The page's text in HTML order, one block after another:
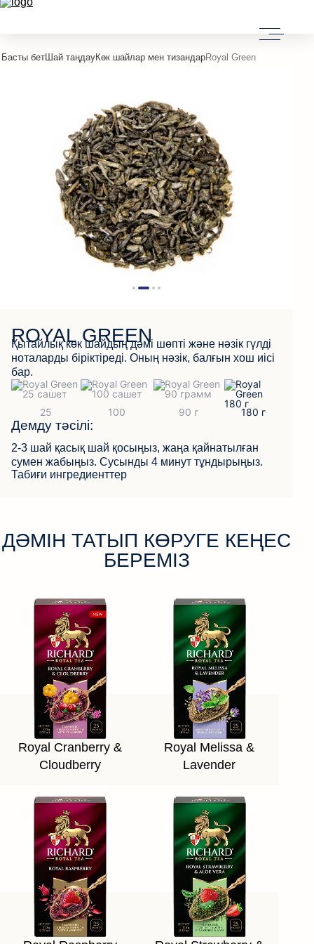
Басты бетШай таңдауКөк шайлар мен тизандарRoyal Green
ROYAL GREEN
Қытайлық көк шайдың дәмі шөпті және нәзік гүлді
ноталарды біріктіреді. Оның нәзік, балғын хош иісі
бар.
Демду тәсілі:
2-3 шай қасық шай қосыңыз, жаңа қайнатылған
сумен жабыңыз. Сусынды 4 минут тұндырыңыз.
Табиғи ингредиенттер
ДӘМІН ТАТЫП КӨРУГЕ КЕҢЕС
БЕРЕМІЗ
Royal Cranberry &
Cloudberry
Royal Melissa &
Lavender
КЕРІ БАЙЛАНЫС